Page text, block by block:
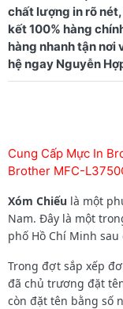
chất lượng in rõ
kết 100% hàng
hàng nhanh tận nơi
Cung Cấp Mực In
Brother MFC-
Xóm Chiếu là một
Nam. Đây là một
phố Hồ Chí Minh
Trong đợt sắp xếp
đã chủ trương đặt
còn đặt tên bằng số